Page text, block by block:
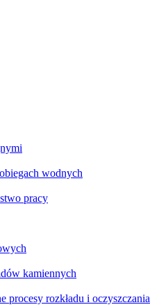
wodnych
pracy
kamiennych
procesy rozkładu i oczyszczania